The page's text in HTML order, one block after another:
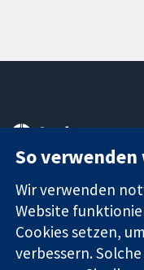
Zuverlässige
Evidenz
Informierte
Entscheidungen
Bessere
Gesundheit
So
Wir verwenden
Website
Cookies setzen,
verbessern.